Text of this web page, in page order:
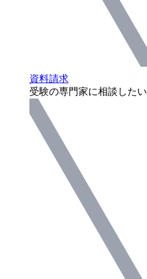
資料請求
受験の専門家に相談したい